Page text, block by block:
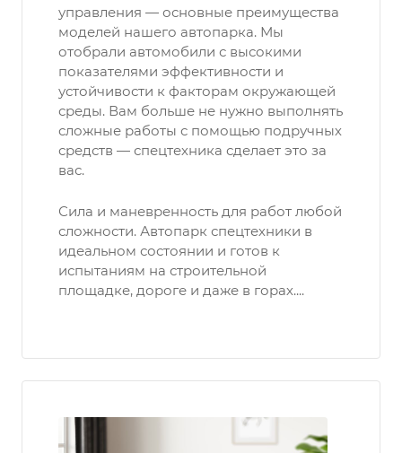
управления — основные преимущества
моделей нашего автопарка. Мы
отобрали автомобили с высокими
показателями эффективности и
устойчивости к факторам окружающей
среды. Вам больше не нужно выполнять
сложные работы с помощью подручных
средств — спецтехника сделает это за
вас.
Сила и маневренность для работ любой
сложности. Автопарк спецтехники в
идеальном состоянии и готов к
испытаниям на строительной
площадке, дороге и даже в горах....